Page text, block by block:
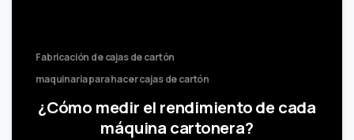
Fabricación de cajas de cartón
maquinaria para hacer cajas de cartón
¿Cómo medir el rendimiento de cada
máquina cartonera?